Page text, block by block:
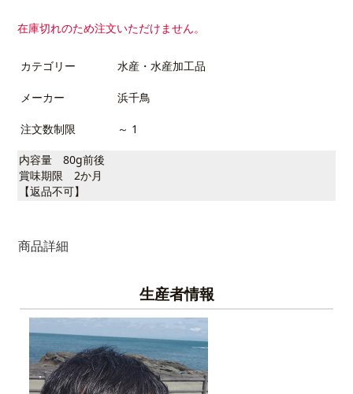
在庫切れのため注文いただけません。
カテゴリー 水産・水産加工品
メーカー 浜千鳥
注文数制限 ～ 1
内容量 80g前後
賞味期限 2か月
【返品不可】
商品詳細
生産者情報